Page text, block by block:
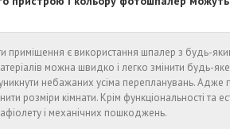
приміщення є використання шпалер з будь-
можна швидко і легко змінити будь-яке
небажаних усіма перепланувань. Адже
розміри кімнати. Крім функціональності та
і механічних пошкоджень.